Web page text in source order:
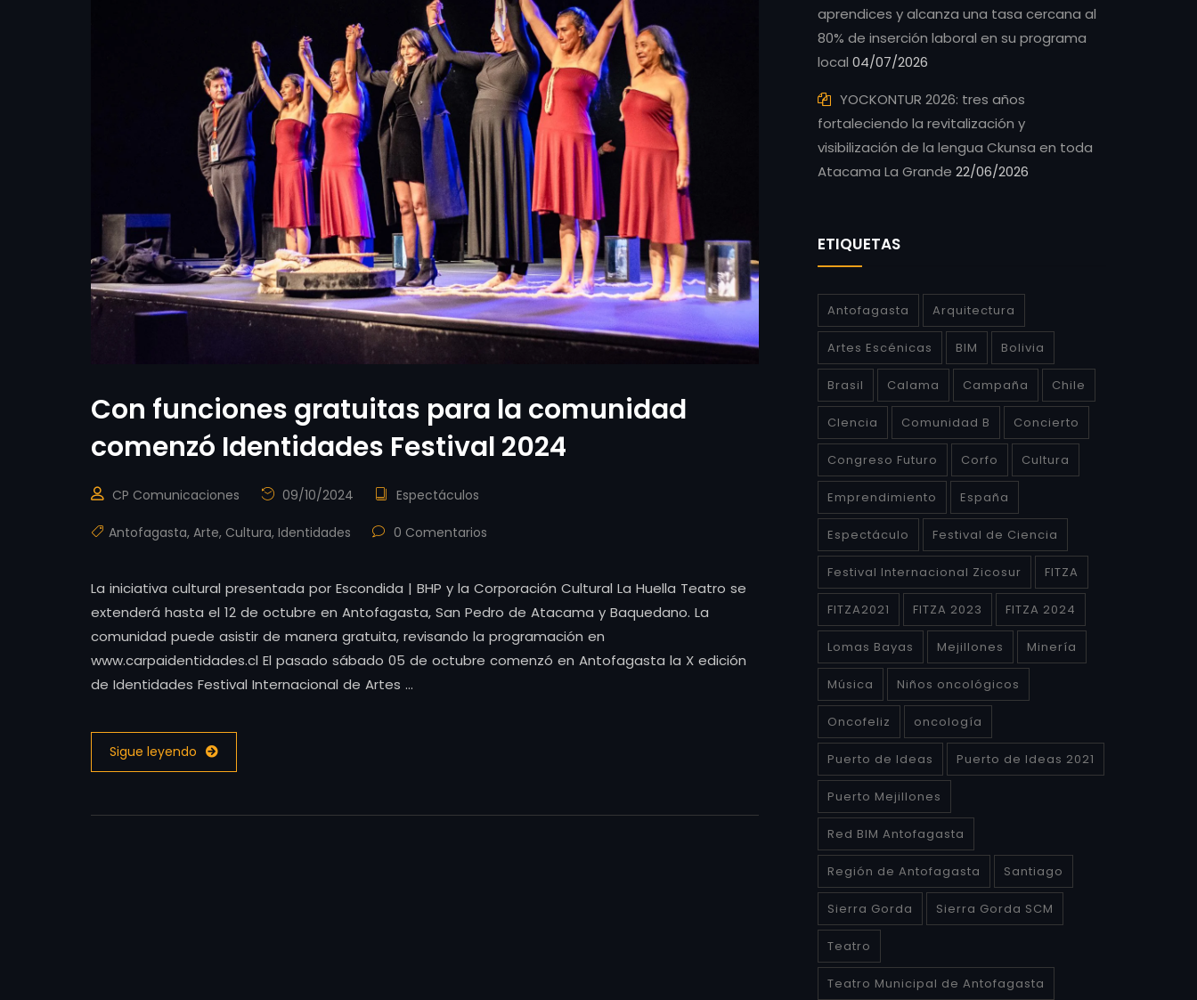
Con funciones gratuitas para la comunidad
comenzó Identidades Festival 2024
CP Comunicaciones 09/10/2024 Espectáculos
Antofagasta, Arte, Cultura, Identidades 0 Comentarios
La iniciativa cultural presentada por Escondida | BHP y la Corporación Cultural La Huella Teatro se
extenderá hasta el 12 de octubre en Antofagasta, San Pedro de Atacama y Baquedano. La
comunidad puede asistir de manera gratuita, revisando la programación en
www.carpaidentidades.cl El pasado sábado 05 de octubre comenzó en Antofagasta la X edición
de Identidades Festival Internacional de Artes …
Sigue leyendo
aprendices y alcanza una tasa cercana al
80% de inserción laboral en su programa
local 04/07/2026
YOCKONTUR 2026: tres años
fortaleciendo la revitalización y
visibilización de la lengua Ckunsa en toda
Atacama La Grande 22/06/2026
ETIQUETAS
Antofagasta Arquitectura
Artes Escénicas BIM Bolivia
Brasil Calama Campaña Chile
CIencia Comunidad B Concierto
Congreso Futuro Corfo Cultura
Emprendimiento España
Espectáculo Festival de Ciencia
Festival Internacional Zicosur FITZA
FITZA2021 FITZA 2023 FITZA 2024
Lomas Bayas Mejillones Minería
Música Niños oncológicos
Oncofeliz oncología
Puerto de Ideas Puerto de Ideas 2021
Puerto Mejillones
Red BIM Antofagasta
Región de Antofagasta Santiago
Sierra Gorda Sierra Gorda SCM
Teatro
Teatro Municipal de Antofagasta